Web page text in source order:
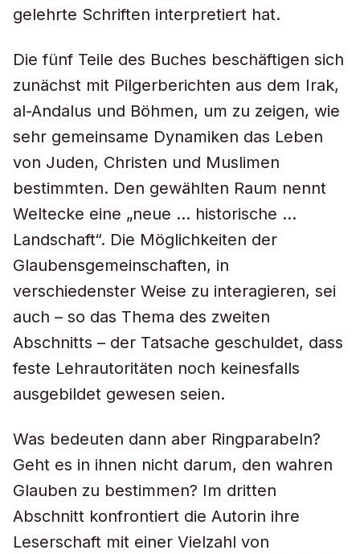
gelehrte Schriften interpretiert hat.
Die fünf Teile des Buches beschäftigen sich
zunächst mit Pilgerberichten aus dem Irak,
al-Andalus und Böhmen, um zu zeigen, wie
sehr gemeinsame Dynamiken das Leben
von Juden, Christen und Muslimen
bestimmten. Den gewählten Raum nennt
Weltecke eine „neue … historische …
Landschaft“. Die Möglichkeiten der
Glaubensgemeinschaften, in
verschiedenster Weise zu interagieren, sei
auch – so das Thema des zweiten
Abschnitts – der Tatsache geschuldet, dass
feste Lehrautoritäten noch keinesfalls
ausgebildet gewesen seien.
Was bedeuten dann aber Ringparabeln?
Geht es in ihnen nicht darum, den wahren
Glauben zu bestimmen? Im dritten
Abschnitt konfrontiert die Autorin ihre
Leserschaft mit einer Vielzahl von